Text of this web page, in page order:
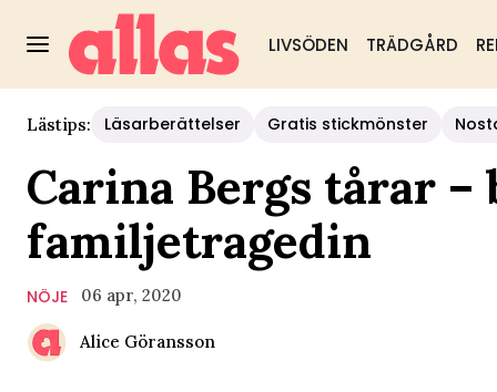
LIVSÖDEN TRÄDGÅRD
Lästips: Läsarberättelser Gratis stickmönster
Carina Bergs tårar
familjetragedin
NÖJE 06 apr, 2020
Alice Göransson